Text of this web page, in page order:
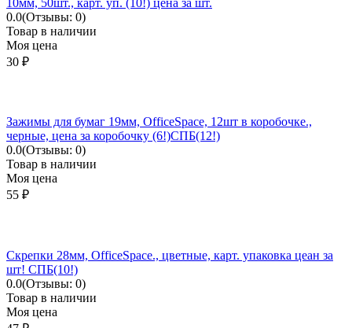
10мм, 50шт., карт. уп. (10!) цена за шт.
0.0(Отзывы: 0)
Товар в наличии
Моя цена
30 ₽
Зажимы для бумаг 19мм, OfficeSpace, 12шт в коробочке.,
черные, цена за коробочку (6!)СПБ(12!)
0.0(Отзывы: 0)
Товар в наличии
Моя цена
55 ₽
Скрепки 28мм, OfficeSpace., цветные, карт. упаковка цеан за
шт! СПБ(10!)
0.0(Отзывы: 0)
Товар в наличии
Моя цена